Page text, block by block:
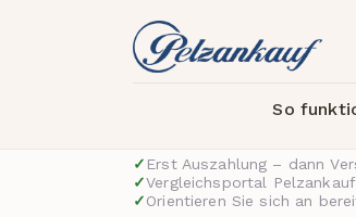
So
✓ Erst Auszahlung – dann
✓Vergleichsportal
✓Orientieren Sie sich an